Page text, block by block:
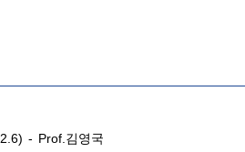
- Prof.김영국